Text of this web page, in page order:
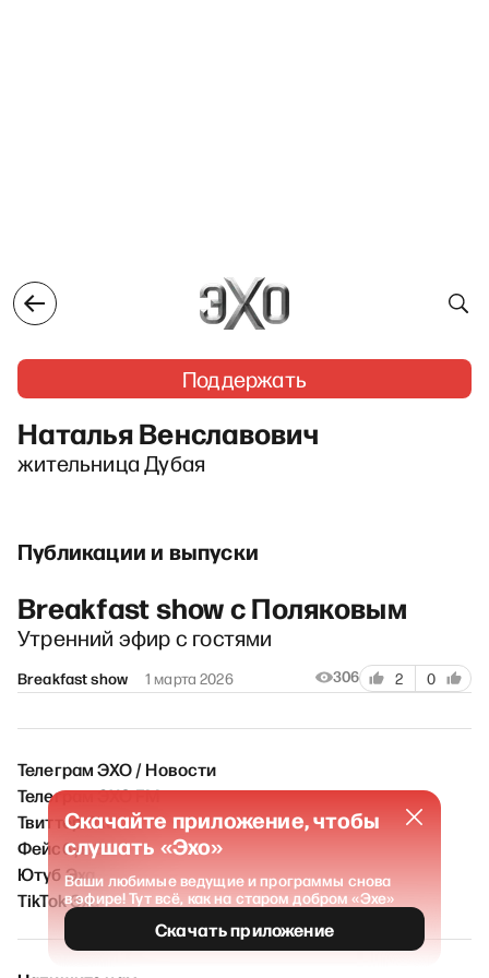
Поддержать
Наталья Венславович
жительница Дубая
Публикации и выпуски
Breakfast show с Поляковым
Утренний эфир с гостями
Breakfast show 1 марта 2026 306 2 0
Скачайте приложение, чтобы
слушать «Эхо»
Ваши любимые ведущие и программы снова
в эфире! Тут всё, как на старом добром «Эхе»
Скачать приложение
Телеграм ЭХО / Новости
Телеграм ЭХО FM
Твиттер Эха
Фейсбук Эха
Ютуб Эха
TikTok Эха